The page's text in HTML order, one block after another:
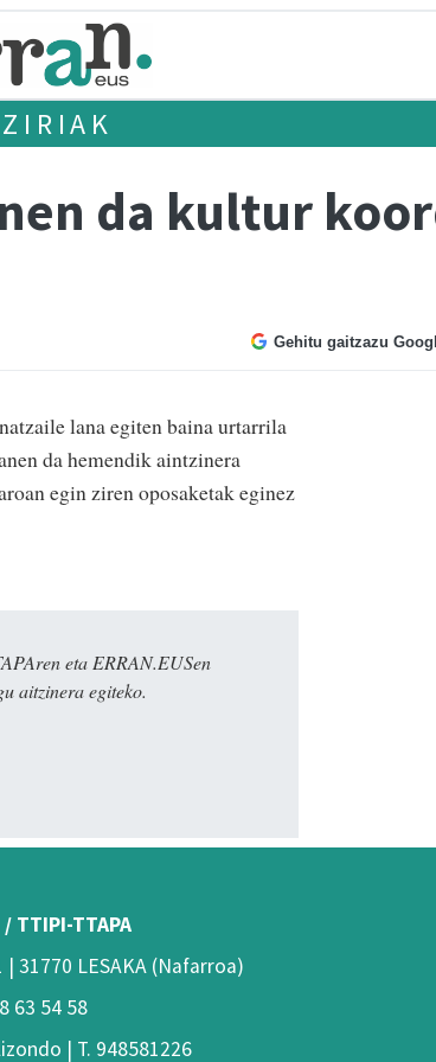
da kultur
Gehitu gaitzazu
lana egiten baina urtarrila
da hemendik aintzinera
egin ziren oposaketak eginez
eta ERRAN.EUSen
aitzinera egiteko.
/ TTIPI-TTAPA
31770 LESAKA (Nafarroa)
63 54 58
| T. 948581226